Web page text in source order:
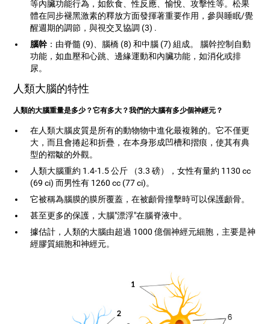
等內臟功能行為，如飲食、性反應、愉悅、攻擊性等。松果
體在同步褪黑激素的釋放方面發揮著重要作用，參與睡眠/覺
醒週期的調節，與視交叉協調 (3) .
腦幹 ：由脊髓 (9)、腦橋 (8) 和中腦 (7) 組成。 腦幹控制自動
功能，如血壓和心跳、邊緣運動和內臟功能，如消化或排
尿。
人類大腦的特性
人類的大腦重量是多少？它有多大？我們的大腦有多少個神經元？
在人類大腦皮質是所有的動物物中進化最複雜的。它不僅更
大，而且會捲起和折疊，在本身形成凹槽和摺痕，使其有典
型的褶皺的外觀。
人類大腦重約 1.4-1.5 公斤 （3.3 磅），女性有量約 1130 cc
(69 ci) 而男性有 1260 cc (77 ci)。
它被稱為腦膜的膜所覆蓋，在被顱骨撞擊時可以保護顱骨。
甚至更多的保護，大腦"漂浮"在腦脊液中。
據估計，人類的大腦由超過 1000 億個神經元細胞，主要是神
經膠質細胞和神經元。